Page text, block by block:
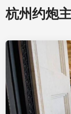
杭州约炮